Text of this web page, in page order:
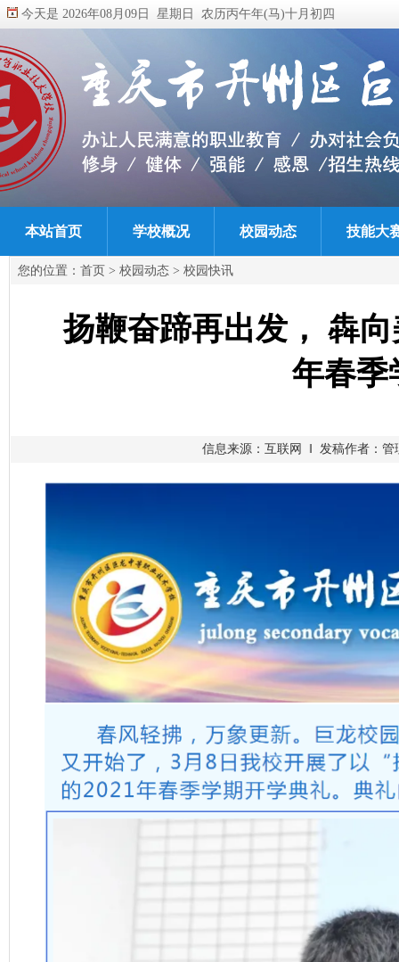
今天是 2026年08月09日 星期日 农历丙午年(马)十月初四
本站首页 学校概况 校园动态 技能大
您的位置： 首页 > 校园动态> 校园快讯
扬鞭奋蹄再出发， 犇
年春季
信息来源：互联网 ‖ 发稿作者：